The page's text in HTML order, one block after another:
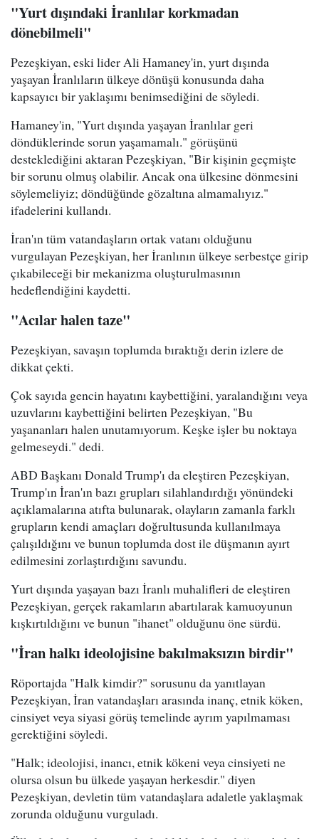
"Yurt dışındaki İranlılar korkmadan
dönebilmeli"
Pezeşkiyan, eski lider Ali Hamaney'in, yurt dışında
yaşayan İranlıların ülkeye dönüşü konusunda daha
kapsayıcı bir yaklaşımı benimsediğini de söyledi.
Hamaney'in, "Yurt dışında yaşayan İranlılar geri
döndüklerinde sorun yaşamamalı." görüşünü
desteklediğini aktaran Pezeşkiyan, "Bir kişinin geçmişte
bir sorunu olmuş olabilir. Ancak ona ülkesine dönmesini
söylemeliyiz; döndüğünde gözaltına almamalıyız."
ifadelerini kullandı.
İran'ın tüm vatandaşların ortak vatanı olduğunu
vurgulayan Pezeşkiyan, her İranlının ülkeye serbestçe girip
çıkabileceği bir mekanizma oluşturulmasının
hedeflendiğini kaydetti.
"Acılar halen taze"
Pezeşkiyan, savaşın toplumda bıraktığı derin izlere de
dikkat çekti.
Çok sayıda gencin hayatını kaybettiğini, yaralandığını veya
uzuvlarını kaybettiğini belirten Pezeşkiyan, "Bu
yaşananları halen unutamıyorum. Keşke işler bu noktaya
gelmeseydi." dedi.
ABD Başkanı Donald Trump'ı da eleştiren Pezeşkiyan,
Trump'ın İran'ın bazı grupları silahlandırdığı yönündeki
açıklamalarına atıfta bulunarak, olayların zamanla farklı
grupların kendi amaçları doğrultusunda kullanılmaya
çalışıldığını ve bunun toplumda dost ile düşmanın ayırt
edilmesini zorlaştırdığını savundu.
Yurt dışında yaşayan bazı İranlı muhalifleri de eleştiren
Pezeşkiyan, gerçek rakamların abartılarak kamuoyunun
kışkırtıldığını ve bunun "ihanet" olduğunu öne sürdü.
"İran halkı ideolojisine bakılmaksızın birdir"
Röportajda "Halk kimdir?" sorusunu da yanıtlayan
Pezeşkiyan, İran vatandaşları arasında inanç, etnik köken,
cinsiyet veya siyasi görüş temelinde ayrım yapılmaması
gerektiğini söyledi.
"Halk; ideolojisi, inancı, etnik kökeni veya cinsiyeti ne
olursa olsun bu ülkede yaşayan herkesdir." diyen
Pezeşkiyan, devletin tüm vatandaşlara adaletle yaklaşmak
zorunda olduğunu vurguladı.